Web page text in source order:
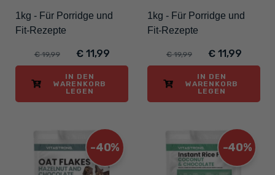
1kg - Für Porridge und
Fit-Rezepte
€ 19,99 € 11,99
IN DEN
WARENKORB
LEGEN
1kg - Für Porridge und
Fit-Rezepte
€ 19,99 € 11,99
IN DEN
WARENKORB
LEGEN
-40% -40%